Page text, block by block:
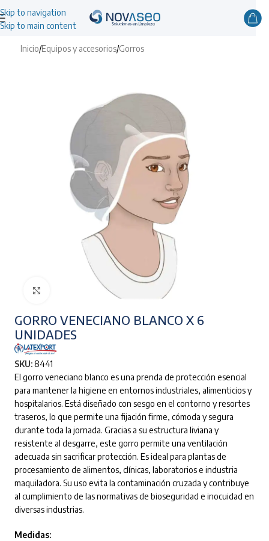
Skip to navigation
Skip to main content
Inicio/Equipos y accesorios/Gorros
Clic para ampliar
GORRO VENECIANO BLANCO X 6
UNIDADES
SKU:8441
El gorro veneciano blanco es una prenda de protección esencial
para mantener la higiene en entornos industriales, alimenticios y
hospitalarios. Está diseñado con sesgo en el contorno y resortes
traseros, lo que permite una fijación firme, cómoda y segura
durante toda la jornada. Gracias a su estructura liviana y
resistente al desgarre, este gorro permite una ventilación
adecuada sin sacrificar protección. Es ideal para plantas de
procesamiento de alimentos, clínicas, laboratorios e industria
maquiladora. Su uso evita la contaminación cruzada y contribuye
al cumplimiento de las normativas de bioseguridad e inocuidad en
diversas industrias.
Medidas: